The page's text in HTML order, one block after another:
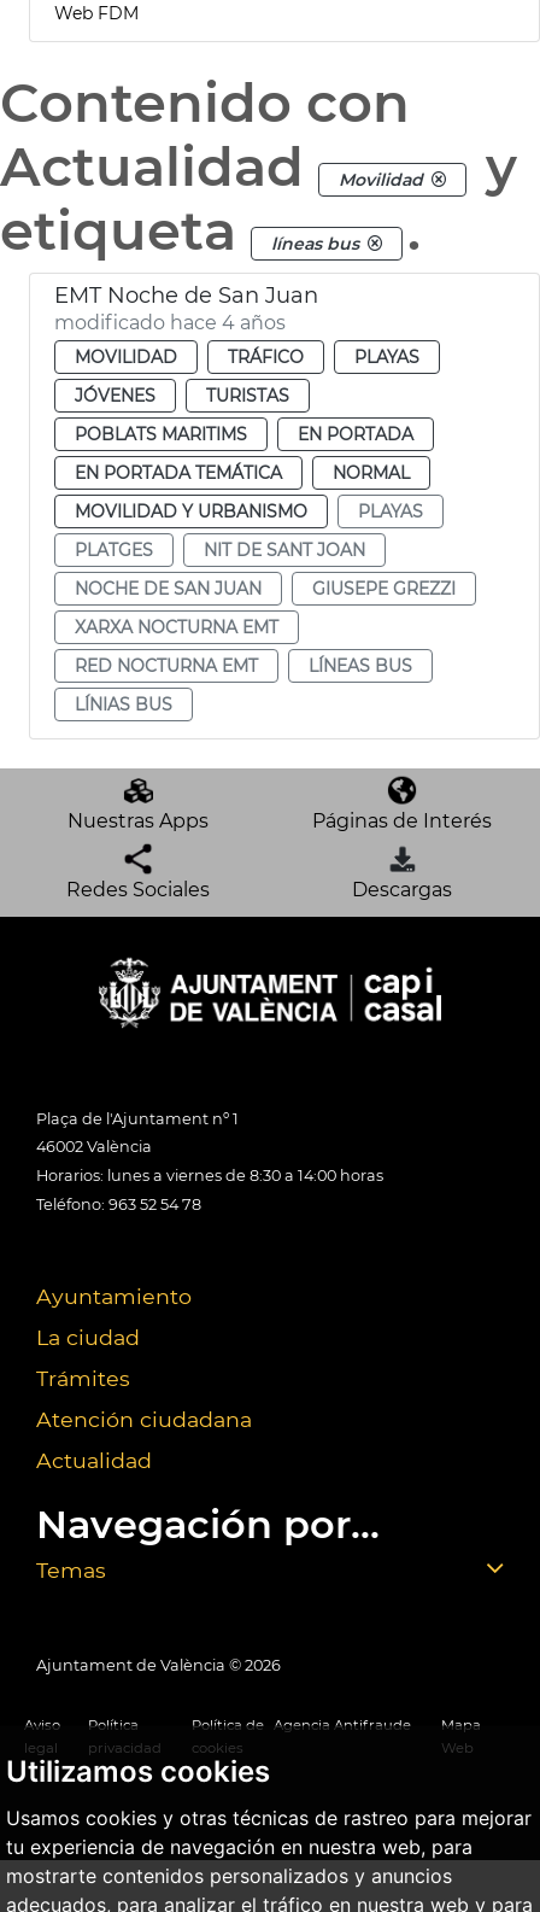
Utilizamos cookies
Usamos cookies y otras técnicas de rastreo para mejorar
tu experiencia de navegación en nuestra web, para
mostrarte contenidos personalizados y anuncios
adecuados, para analizar el tráfico en nuestra web y para
Web FDM
Contenido con
Actualidad
Movilidad
y
etiqueta
líneas bus .
EMT Noche de San Juan
modificado hace 4 años
MOVILIDAD TRÁFICO
PLAYAS
JÓVENES
TURISTAS
POBLATS MARITIMS
EN PORTADA
EN PORTADA TEMÁTICA
NORMAL
MOVILIDAD Y URBANISMO
PLAYAS
PLATGES
NIT DE SANT JOAN
NOCHE DE SAN JUAN
GIUSEPE GREZZI
XARXA NOCTURNA EMT
RED NOCTURNA EMT
LÍNEAS BUS
LÍNIAS BUS
Nuestras Apps Páginas de Interés
Redes Sociales Descargas
Plaça de l'Ajuntament nº 1
46002 València
Horarios: lunes a viernes de 8:30 a 14:00 horas
Teléfono: 963 52 54 78
Ayuntamiento
La ciudad
Trámites
Atención ciudadana
Actualidad
Navegación por...
Temas
Ajuntament de València © 2026
Aviso
legal
Política
privacidad
Política de
cookies
Agencia Antifraude
Mapa
Web